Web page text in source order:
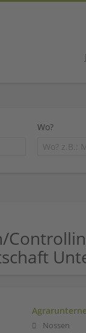
Wo?
Nossen